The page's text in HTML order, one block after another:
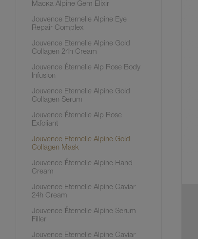
Маска Alpine Gem Elixir
Jouvence Eternelle Alpine Eye
Repair Complex
Jouvence Eternelle Alpine Gold
Collagen 24h Cream
Jouvence Éternelle Alp Rose Body
Infusion
Jouvence Eternelle Alpine Gold
Collagen Serum
Jouvence Éternelle Alp Rose
Exfoliant
Jouvence Eternelle Alpine Gold
Collagen Mask
Jouvence Éternelle Alpine Hand
Cream
Jouvence Eternelle Alpine Caviar
24h Cream
Jouvence Éternelle Alpine Serum
Filler
Jouvence Eternelle Alpine Caviar